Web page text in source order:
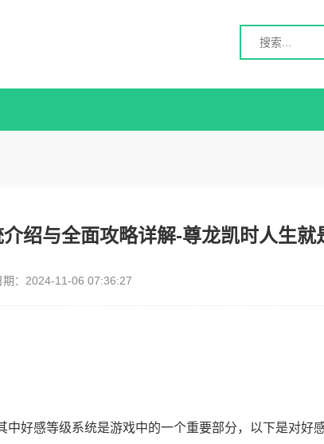
绍与全面攻略详解-尊龙凯时人生就
期： 2024-11-06 07:36:27
好感等级系统是游戏中的一个重要部分，以下是对好